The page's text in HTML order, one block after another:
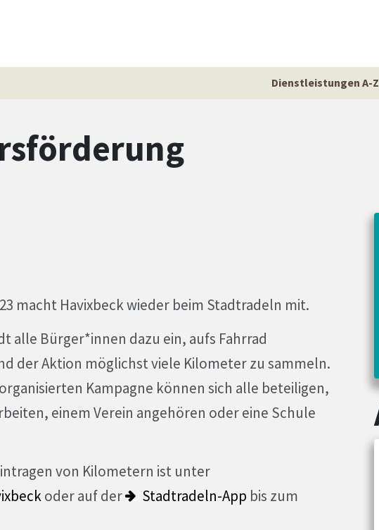
Dienstleistungen A-Z
macht Havixbeck wieder beim Stadtradeln mit.
alle Bürger*innen dazu ein, aufs Fahrrad
der Aktion möglichst viele Kilometer zu sammeln.
Kampagne können sich alle beteiligen,
einem Verein angehören oder eine Schule
von Kilometern ist unter
oder auf der Stadtradeln-App bis zum